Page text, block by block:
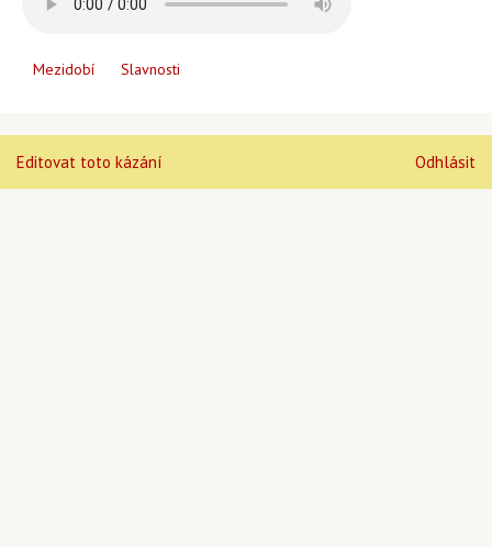
Mezidobí Slavnosti
Editovat toto kázání Odhlásit